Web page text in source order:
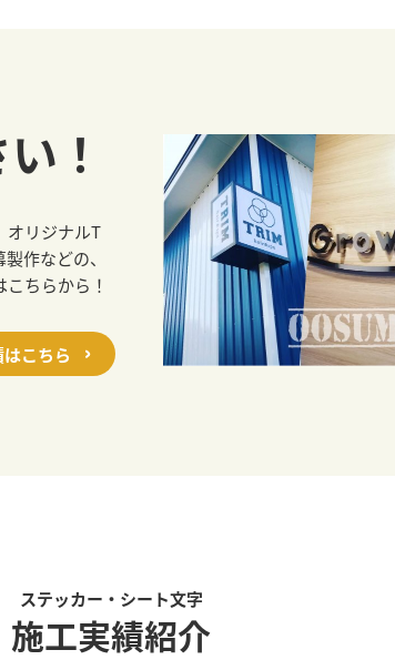
！
オリジナルT
作などの、
ちらから！
こちら
ステッカー・シート文字
施工実績紹介